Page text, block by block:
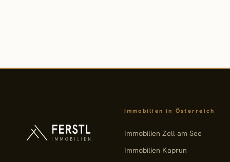
Immobilien in Österreich
Immobilien Zell am See
Immobilien Kaprun